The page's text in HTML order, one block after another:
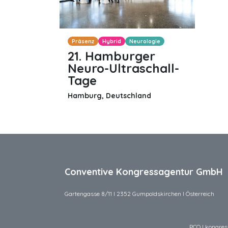
Präsenz Hybrid Neurologie
21. Hamburger
Neuro-Ultraschall-
Tage
Hamburg, Deutschland
Conventive Kongressagentur GmbH
Gartengasse 8/11 I 2352 Gumpoldskirchen I Österreich